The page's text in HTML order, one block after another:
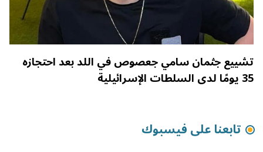
تشييع جثمان سامي جعصوص في اللد بعد احتجازه
35 يومًا لدى السلطات الإسرائيلية
تابعنا على فيسبوك